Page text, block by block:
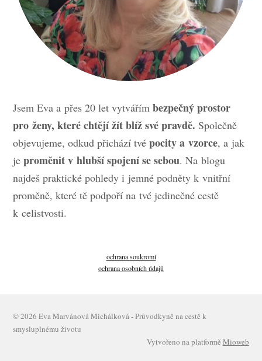
Jsem Eva a přes 20 let vytvářímbezpečný prostor
pro ženy, které chtějí žít blíž své pravdě. Společně
objevujeme, odkud přichází tvépocity a vzorce, a jak
jeproměnit v hlubší spojení se sebou. Na blogu
najdeš praktické pohledy i jemné podněty k vnitřní
proměně, které tě podpoří na tvé jedinečné cestě
k celistvosti.
ochrana soukromí
ochrana osobních údajů
© 2026 Eva Marvánová Michálková - Průvodkyně na cestě k
smysluplnému životu
Vytvořeno na platformě Mioweb